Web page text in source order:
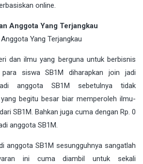
online.
Anggota Yang Terjangkau
dan ilmu yang berguna untuk berbisnis
para siswa SB1M diharapkan join jadi
anggota SB1M sebetulnya tidak
begitu besar biar memperoleh ilmu-
SB1M. Bahkan juga cuma dengan Rp. 0
anggota SB1M.
anggota SB1M sesungguhnya sangatlah
ini cuma diambil untuk sekali